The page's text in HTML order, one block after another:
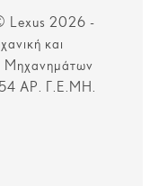
Lexus 2026 -
και
Μηχανημάτων
ΑΡ. Γ.Ε.ΜΗ.